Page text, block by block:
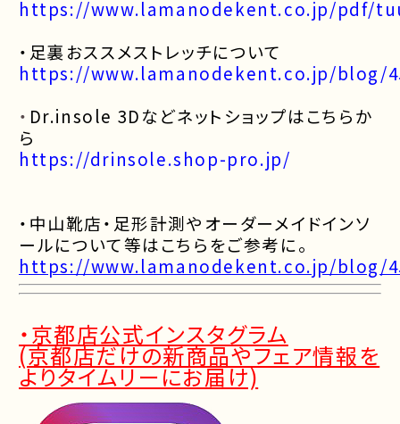
https://www.lamanodekent.co.jp/pdf/
・足裏おススメストレッチについて
https://www.lamanodekent.co.jp/blog/
・ Dr.insole 3Dなどネットショップはこちらか
ら
https://drinsole.shop-pro.jp/
・中山靴店・足形計測やオーダーメイドインソ
ールについて等はこちらをご参考に。
https://www.lamanodekent.co.jp/blog/
・京都店公式インスタグラム
(京都店だけの新商品やフェア情報を
よりタイムリーにお届け)